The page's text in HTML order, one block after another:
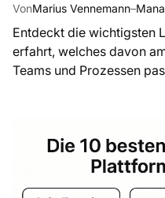
Unternehmen?
VonMarius Vennemann–
Entdeckt die wichtigsten
erfahrt, welches davon
Teams und Prozessen